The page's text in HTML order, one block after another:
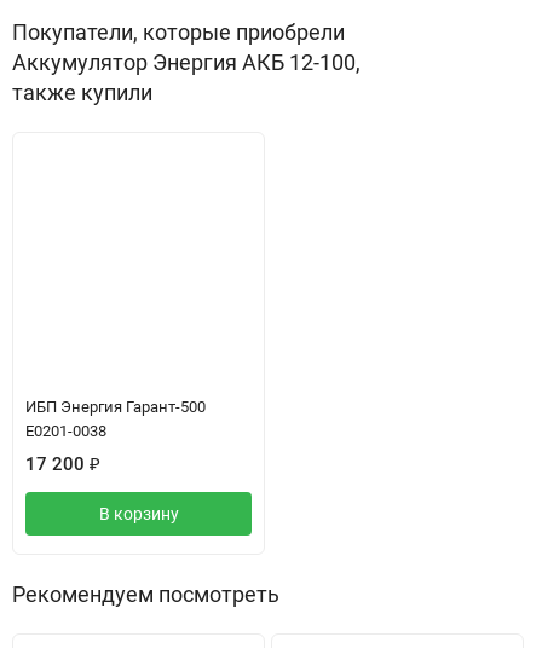
Покупатели, которые приобрели
Аккумулятор Энергия АКБ 12-100,
также купили
ИБП Энергия Гарант-500
Е0201-0038
17 200 ₽
В корзину
Рекомендуем посмотреть